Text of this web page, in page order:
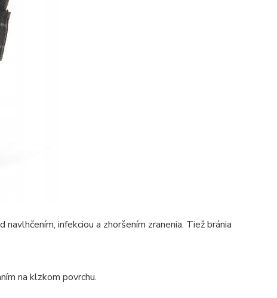
infekciou a zhoršením zranenia. Tiež bránia
na klzkom povrchu.